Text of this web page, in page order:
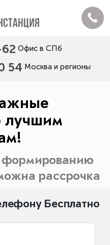
Офис в СПб
54 Москва и регионы
лучшим
формированию
рассрочка
Бесплатно